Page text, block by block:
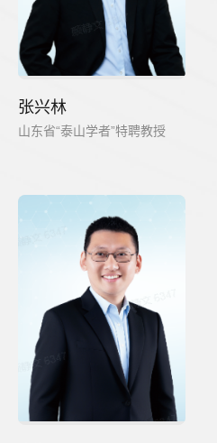
张兴林
山东省“泰山学者”特聘教授